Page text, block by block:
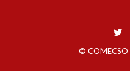
© COMECSO